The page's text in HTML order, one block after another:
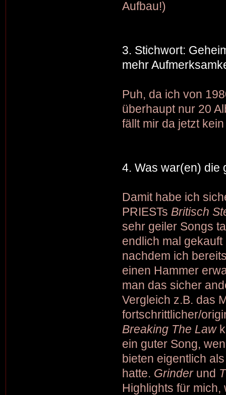
Aufbau!)
3. Stichwort:
mehr
Puh, da ich von
überhaupt nur 20
fällt mir da jetzt
4. Was war(en) die
Damit habe ich
PRIESTs Britisch
sehr geiler Songs
endlich mal
nachdem ich
einen Hammer
man das sicher
Vergleich z.B. das
fortschrittlicher/
Breaking The Law
ein guter Song,
bieten eigentlich
hatte. Grinderund
Highlights für